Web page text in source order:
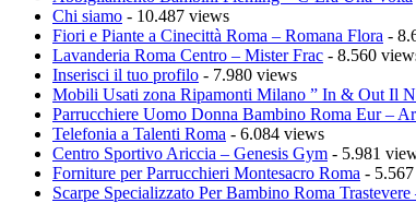
Chi siamo - 10.487 views
Fiori e Piante a Cinecittà Roma – Romana Flora -
Lavanderia Roma Centro – Mister Frac - 8.560
Inserisci il tuo profilo - 7.980 views
Mobili Usati zona Ripamonti Milano ” In & Out Il
Parrucchiere Uomo Donna Bambino Roma Eur –
Telefonia a Talenti Roma - 6.084 views
Centro Sportivo Ariccia – Genesis Gym - 5.981
Forniture per Parrucchieri Montesacro Roma -
Scarpe Specializzato Per Bambino Roma